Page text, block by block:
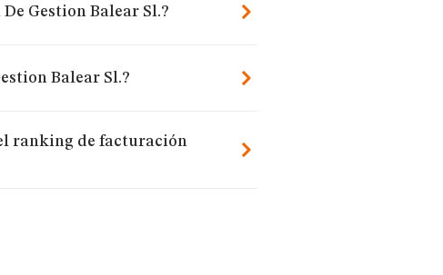
Gestion Balear Sl.?
Balear Sl.?
ranking de facturación